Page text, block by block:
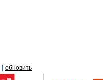
обновить